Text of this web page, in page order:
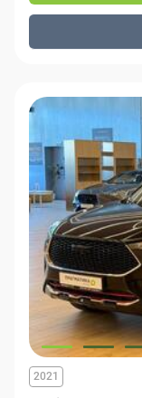
2021